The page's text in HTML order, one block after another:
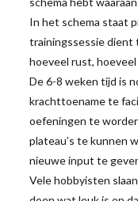
In het schema staat
trainingssessie dient
hoeveel rust,
De 6-8 weken tijd is
krachttoename te
oefeningen te
plateau’s te kunnen
nieuwe input te
Vele hobbyisten